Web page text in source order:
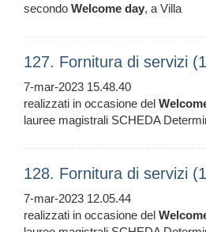
secondo Welcome day, a Villa
127. Fornitura di servizi
7-mar-2023 15.48.40
realizzati in occasione del
lauree magistrali SCHEDA
128. Fornitura di servizi
7-mar-2023 12.05.44
realizzati in occasione del